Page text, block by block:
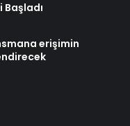
Başladı
erişimin